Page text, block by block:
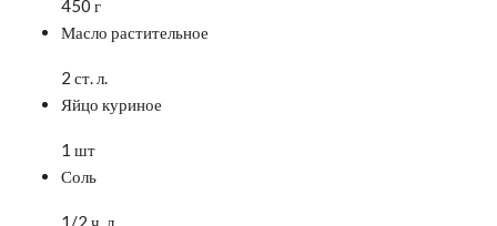
450 г
Масло растительное
2 ст. л.
Яйцо куриное
1 шт
Соль
1/2 ч. л.